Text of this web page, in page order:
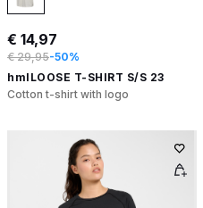
€ 14,97
€ 29,95-50%
hmlLOOSE T-SHIRT S/S 23
Cotton t-shirt with logo